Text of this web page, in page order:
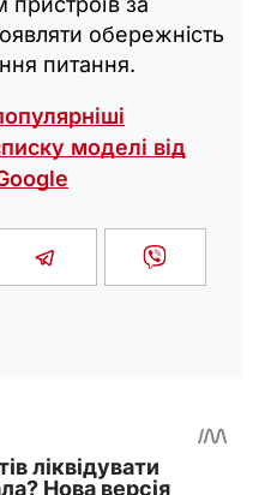
обережність
питання.
моделі від